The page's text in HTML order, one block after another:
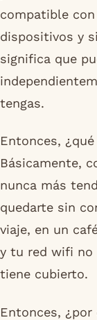
compatible
dispositivos y
significa que
tengas.
Entonces,
Básicamente,
nunca más
quedarte sin
viaje, en un
y tu red wifi no
tiene cubierto.
Entonces,